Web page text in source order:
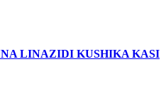
LINAZIDI KUSHIKA KASI